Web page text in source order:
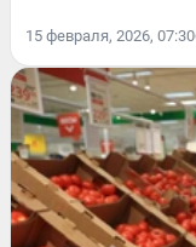
15 февраля, 2026, 07:30